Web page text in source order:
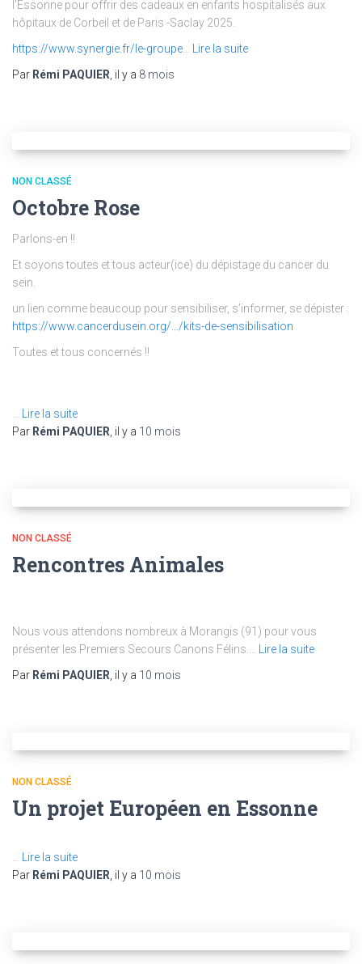
l’Essonne pour offrir des cadeaux en enfants hospitalisés aux
hôpitaux de Corbeil et de Paris -Saclay 2025.
https://www.synergie.fr/le-groupe
Lire la suite
Par Rémi PAQUIER , il y a 8 mois
NON CLASSÉ
Octobre Rose
Parlons-en !!
Et soyons toutes et tous acteur(ice) du dépistage du cancer du
sein.
un lien comme beaucoup pour sensibiliser, s’informer, se dépister :
https://www.cancerdusein.org/…/kits-de-sensibilisation
Toutes et tous concernés !!
Lire la suite
Par Rémi PAQUIER , il y a 10 mois
NON CLASSÉ
Rencontres Animales
Nous vous attendons nombreux à Morangis (91) pour vous
présenter les Premiers Secours Canons Félins.…
Lire la suite
Par Rémi PAQUIER , il y a 10 mois
NON CLASSÉ
Un projet Européen en Essonne
Lire la suite
Par Rémi PAQUIER , il y a 10 mois